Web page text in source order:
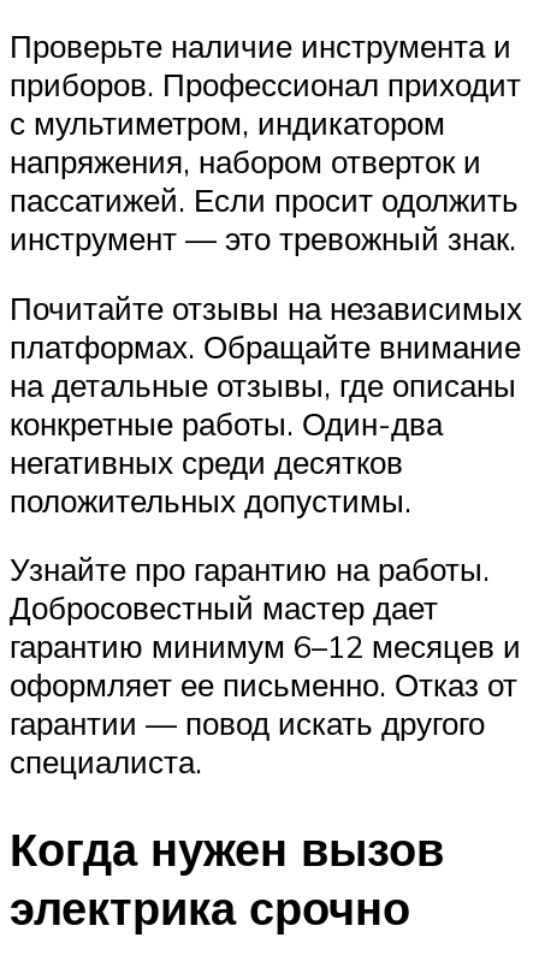
Проверьте наличие инструмента и
приборов. Профессионал приходит
с мультиметром, индикатором
напряжения, набором отверток и
пассатижей. Если просит одолжить
инструмент — это тревожный знак.
Почитайте отзывы на независимых
платформах. Обращайте внимание
на детальные отзывы, где описаны
конкретные работы. Один-два
негативных среди десятков
положительных допустимы.
Узнайте про гарантию на работы.
Добросовестный мастер дает
гарантию минимум 6–12 месяцев и
оформляет ее письменно. Отказ от
гарантии — повод искать другого
специалиста.
Когда нужен вызов
электрика срочно